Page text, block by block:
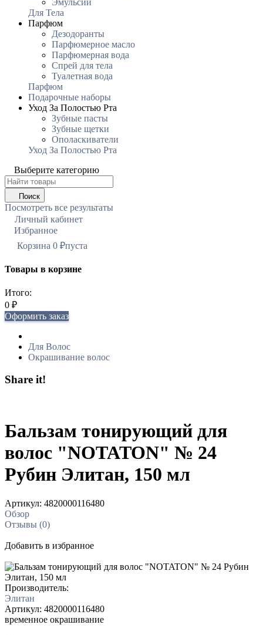
Эмульсии
Для Тела
Парфюм
Дезодоранты
Парфюмерное масло
Парфюмерная вода
Спрей для тела
Туалетная вода
Парфюм
Подарочные наборы
Уход За Полостью Рта
Зубные пасты
Зубные щетки
Ополаскиватели
Уход За Полостью Рта
Выберите категорию
Поиск
Посмотреть все результаты
Личный кабинет
Избранное
Корзина 0 ₽пуста
Товары в корзине
Итого:
0 ₽
Оформить заказ
Для Волос
Окрашивание волос
Share it!
Бальзам тонирующий для
волос "NOTATON" № 24
Рубин Элитан, 150 мл
Артикул: 4820000116480
Обзор
Отзывы (0)
Добавить в избранное
Производитель:
Элитан
Артикул: 4820000116480
временное окрашивание